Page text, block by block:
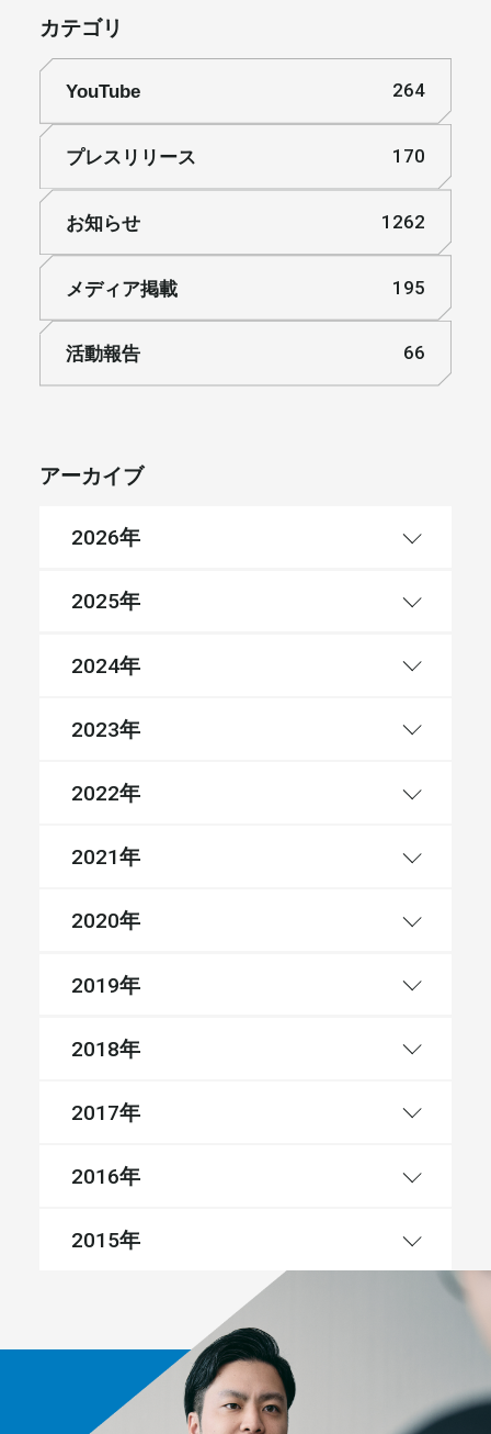
カテゴリ
YouTube 264
プレスリリース 170
お知らせ 1262
メディア掲載 195
活動報告 66
アーカイブ
2026年
2025年
2024年
2023年
2022年
2021年
2020年
2019年
2018年
2017年
2016年
2015年